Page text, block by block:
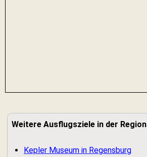
Weitere Ausflugsziele in der Region
Kepler Museum in Regensburg